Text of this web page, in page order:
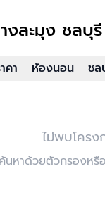
งละมุง ชลบุรี
คา ห้องนอน ชล
ไม่พบโคร
นหาด้วยตัวกรองหรื